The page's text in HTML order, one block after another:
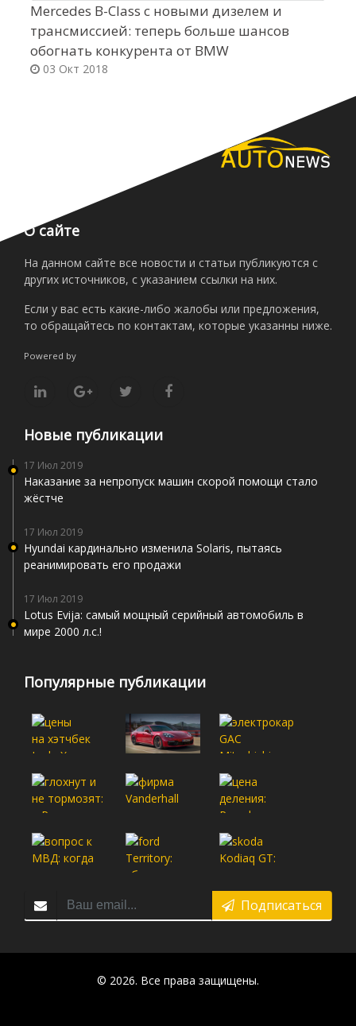
Mercedes B-Class c новыми дизелем и
трансмиссией: теперь больше шансов
обогнать конкурента от BMW
03 Окт 2018
О сайте
На данном сайте все новости и статьи публикуются с
других источников, с указанием ссылки на них.
Если у вас есть какие-либо жалобы или предложения,
то обращайтесь по контактам, которые указанны ниже.
Powered by
Новые публикации
17 Июл 2019
Наказание за непропуск машин скорой помощи стало
жёстче
17 Июл 2019
Hyundai кардинально изменила Solaris, пытаясь
реанимировать его продажи
17 Июл 2019
Lotus Evija: самый мощный серийный автомобиль в
мире 2000 л.с.!
Популярные публикации
Подписаться
© 2026. Все права защищены.